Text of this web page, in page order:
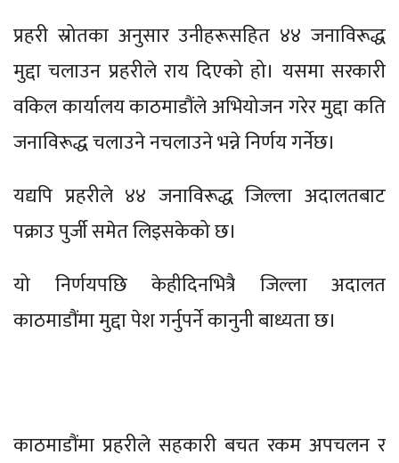
प्रहरी स्रोतका अनुसार उनीहरूसहित ४४ जनाविरूद्ध
मुद्दा चलाउन प्रहरीले राय दिएको हो। यसमा सरकारी
वकिल कार्यालय काठमाडौंले अभियोजन गरेर मुद्दा कति
जनाविरूद्ध चलाउने नचलाउने भन्ने निर्णय गर्नेछ।
यद्यपि प्रहरीले ४४ जनाविरूद्ध जिल्ला अदालतबाट
पक्राउ पुर्जी समेत लिइसकेको छ।
यो निर्णयपछि केहीदिनभित्रै जिल्ला अदालत
काठमाडौंमा मुद्दा पेश गर्नुपर्ने कानुनी बाध्यता छ।
काठमाडौंमा प्रहरीले सहकारी बचत रकम अपचलन र